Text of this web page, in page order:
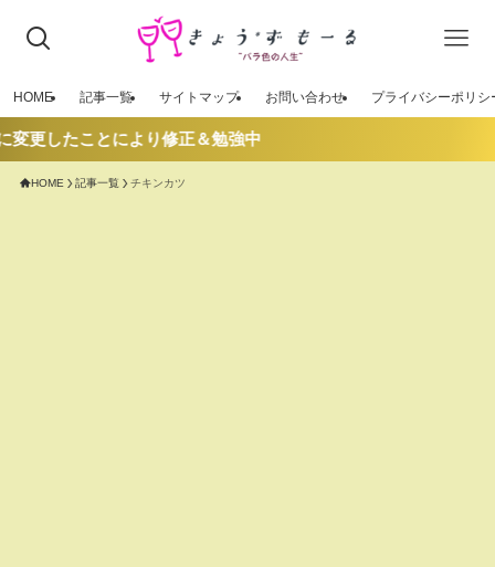
HOME 記事一覧 サイトマップ お問い合わせ プライバシーポリシ
更したことにより修正＆勉強中
HOME 記事一覧 チキンカツ